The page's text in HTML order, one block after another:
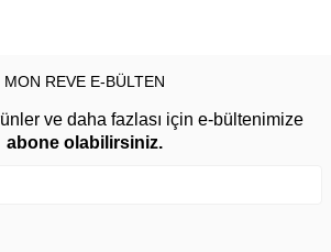
MON REVE E-BÜLTEN
ve daha fazlası için e-bültenimize
abone olabilirsiniz.